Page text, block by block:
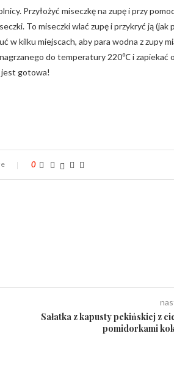
Przyłożyć miseczkę na zupę i przy
To miseczki wlać zupę i przykryć ją (jak
w kilku miejscach, aby para wodna z zupy
do temperatury 220℃ i zapiekać
jest gotowa!
0
Sałatka z kapusty pekińskiej z
pomidorkami